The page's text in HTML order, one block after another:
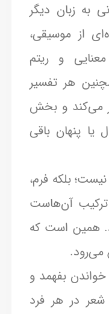
به زبان دیگر
از موسیقی،
و ریتم
هر تفسیر
می‌کند و بخش
یا پنهان باقی
بلکه فرم،
ترکیب آن‌هاست
همین است که
می‌رود.
بفهمد و
در هر فرد